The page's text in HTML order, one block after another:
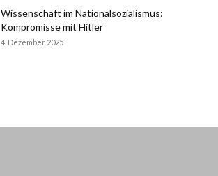
Wissenschaft im Nationalsozialismus:
Kompromisse mit Hitler
4. Dezember 2025